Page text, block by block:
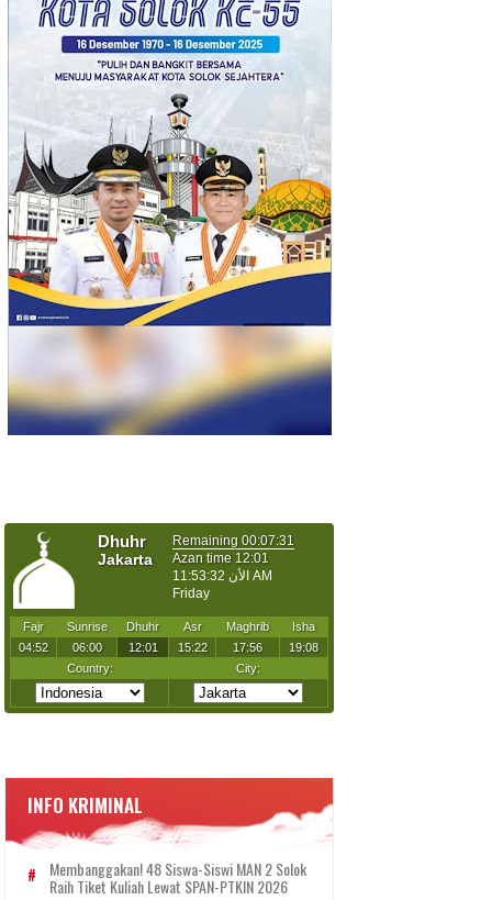
INFO KRIMINAL
Membanggakan! 48 Siswa-Siswi MAN 2 Solok
Raih Tiket Kuliah Lewat SPAN-PTKIN 2026